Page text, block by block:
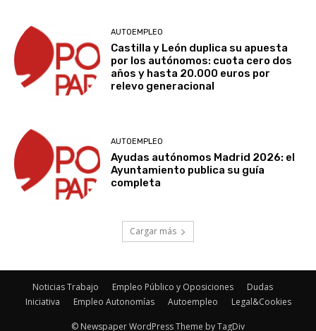
AUTOEMPLEO
Castilla y León duplica su apuesta
por los autónomos: cuota cero dos
años y hasta 20.000 euros por
relevo generacional
AUTOEMPLEO
Ayudas autónomos Madrid 2026: el
Ayuntamiento publica su guía
completa
Cargar más
Noticias Trabajo Empleo Público y Oposiciones
Dudas
Iniciativa
Empleo Autonomías Autoempleo Legal&Cookies
© Newspaper WordPress Theme by TagDiv